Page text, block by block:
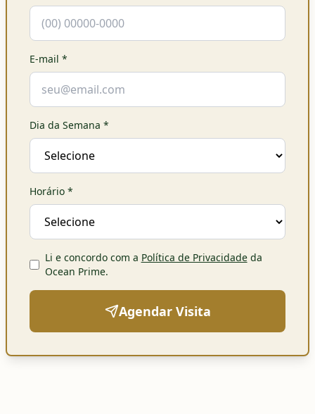
E-mail *
Dia da Semana *
Horário *
Li e concordo com a Política de Privacidadeda
Ocean Prime.
Agendar Visita